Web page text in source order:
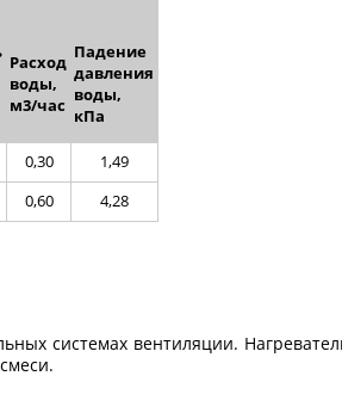
Расход
воды,
м3/час
Падение
давления
воды,
кПа
0,30
1,49
0,60 4,28
системах вентиляции.